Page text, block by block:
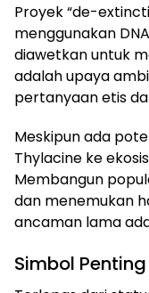
Proyek “de-
menggunakan
diawetkan untuk
adalah upaya
pertanyaan etis
Meskipun ada
Thylacine ke
Membangun
dan menemukan
ancaman lama
Simbol